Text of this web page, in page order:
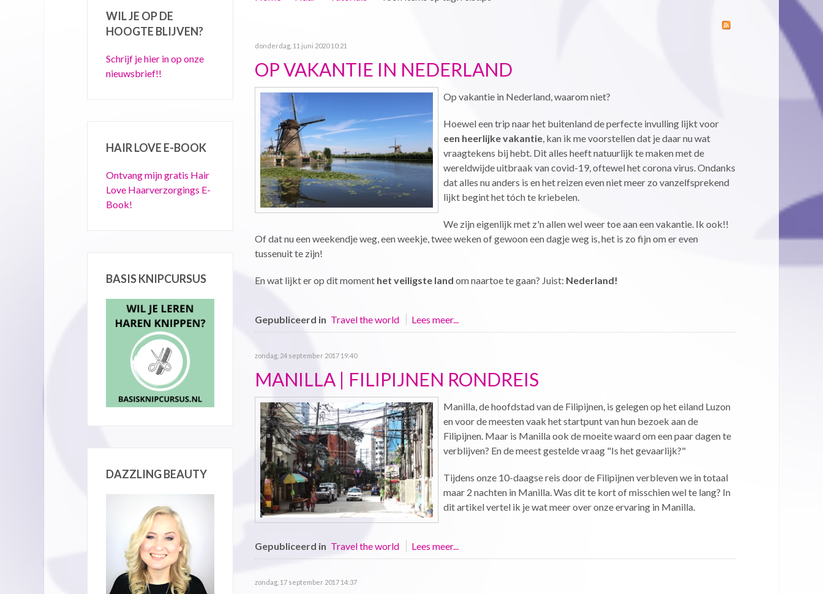
donderdag, 11 juni 2020 10:21
OP VAKANTIE IN NEDERLAND
Op vakantie in Nederland, waarom niet?
Hoewel een trip naar het buitenland de perfecte invulling lijkt voor
een heerlijke vakantie, kan ik me voorstellen dat je daar nu wat
vraagtekens bij hebt. Dit alles heeft natuurlijk te maken met de
wereldwijde uitbraak van covid-19, oftewel het corona virus. Ondanks
dat alles nu anders is en het reizen even niet meer zo vanzelfsprekend
lijkt begint het tóch te kriebelen.
We zijn eigenlijk met z'n allen wel weer toe aan een vakantie. Ik ook!!
Of dat nu een weekendje weg, een weekje, twee weken of gewoon een dagje weg is, het is zo fijn om er even
tussenuit te zijn!
En wat lijkt er op dit moment het veiligste land om naartoe te gaan? Juist: Nederland!
Gepubliceerd in Travel the world Lees meer...
zondag, 24 september 2017 19:40
MANILLA | FILIPIJNEN RONDREIS
Manilla, de hoofdstad van de Filipijnen, is gelegen op het eiland Luzon
en voor de meesten vaak het startpunt van hun bezoek aan de
Filipijnen. Maar is Manilla ook de moeite waard om een paar dagen te
verblijven? En de meest gestelde vraag "Is het gevaarlijk?"
Tijdens onze 10-daagse reis door de Filipijnen verbleven we in totaal
maar 2 nachten in Manilla. Was dit te kort of misschien wel te lang? In
dit artikel vertel ik je wat meer over onze ervaring in Manilla.
Gepubliceerd in Travel the world Lees meer...
zondag, 17 september 2017 14:37
WIL JE OP DE
HOOGTE BLIJVEN?
Schrijf je hier in op onze
nieuwsbrief!!
HAIR LOVE E-BOOK
Ontvang mijn gratis Hair
Love Haarverzorgings E-
Book!
BASIS KNIPCURSUS
DAZZLING BEAUTY